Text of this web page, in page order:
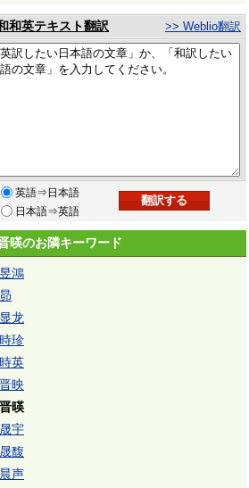
和英テキスト翻訳 >> Weblio翻訳
英語⇒日本語
日本語⇒英語
暎のお隣キーワード
鴻
龙
珍
英
映
暎
宇
馥
声